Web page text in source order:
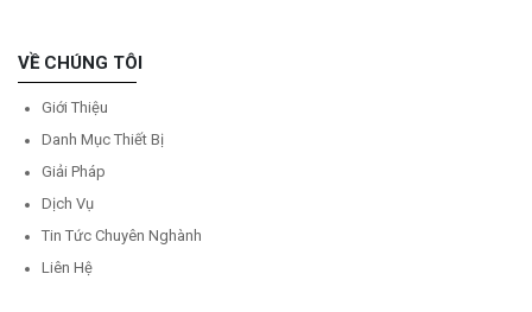
VỀ CHÚNG TÔI
Giới Thiệu
Danh Mục Thiết Bị
Giải Pháp
Dịch Vụ
Tin Tức Chuyên Nghành
Liên Hệ